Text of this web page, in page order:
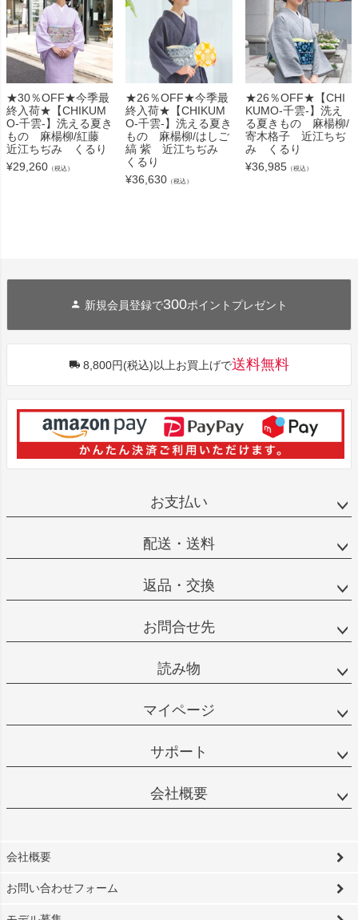
★30％OFF★今季最
終入荷★【CHIKUM
O-千雲-】洗える夏き
もの 麻楊柳/紅藤
近江ちぢみ くるり
¥29,260 （税込）
★26％OFF★今季最
終入荷★【CHIKUM
O-千雲-】洗える夏き
もの 麻楊柳/はしご
縞 紫 近江ちぢみ
くるり
¥36,630 （税込）
★26％OFF★【CHI
KUMO-千雲-】洗え
る夏きもの 麻楊柳/
寄木格子 近江ちぢ
み くるり
¥36,985（税込）
新規会員登録で300ポイントプレゼント
8,800円(税込)以上お買上げで送料無料
お支払い
配送・送料
返品・交換
お問合せ先
読み物
マイページ
サポート
会社概要
会社概要
お問い合わせフォーム